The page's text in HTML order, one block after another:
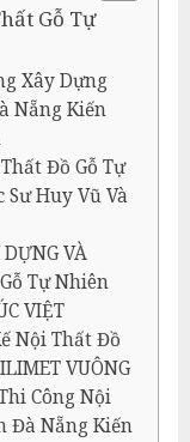
Gỗ Tự
Xây Dựng
Nẵng Kiến
Đồ Gỗ Tự
Huy Vũ Và
VÀ
Tự Nhiên
VIỆT
Nội Thất Đồ
VUÔNG
Công Nội
Đà Nẵng Kiến